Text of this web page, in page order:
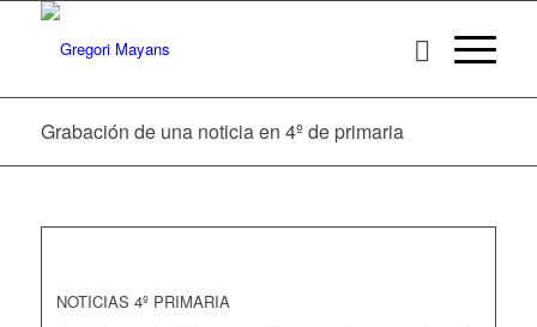
Grabación de una noticia en 4º de primaria
NOTICIAS 4º PRIMARIA